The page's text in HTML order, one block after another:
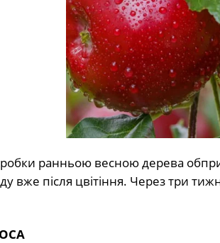
ранньою весною дерева
вже після цвітіння. Через три